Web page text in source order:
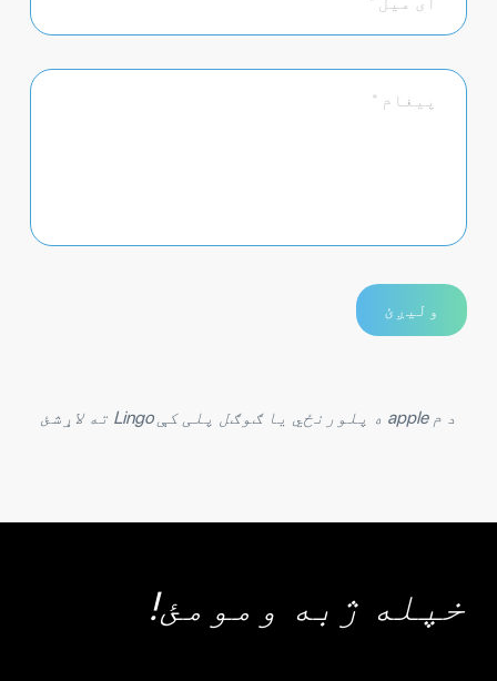
د م apple ه پلورنځي یا ګوګل پلی کې Lingo ته لاړشئ
خپله ژبه ومومئ!